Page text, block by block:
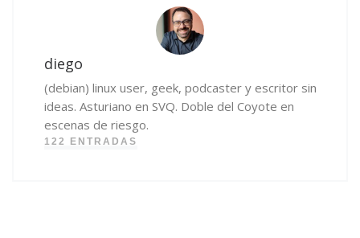
diego
(debian) linux user, geek, podcaster y escritor sin
ideas. Asturiano en SVQ. Doble del Coyote en
escenas de riesgo.
122 ENTRADAS